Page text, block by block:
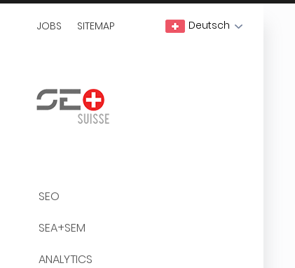
JOBS SITEMAP Deutsch
SEO
SEA+SEM
ANALYTICS